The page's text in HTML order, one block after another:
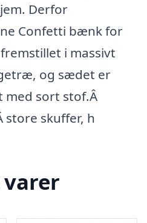
Derfor
Confetti bænk for
i massivt
og sædet er
sort stof.Â
store skuffer, h
varer